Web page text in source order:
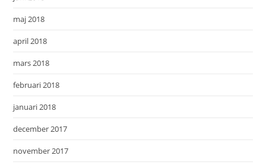
maj 2018
april 2018
mars 2018
februari 2018
januari 2018
december 2017
november 2017